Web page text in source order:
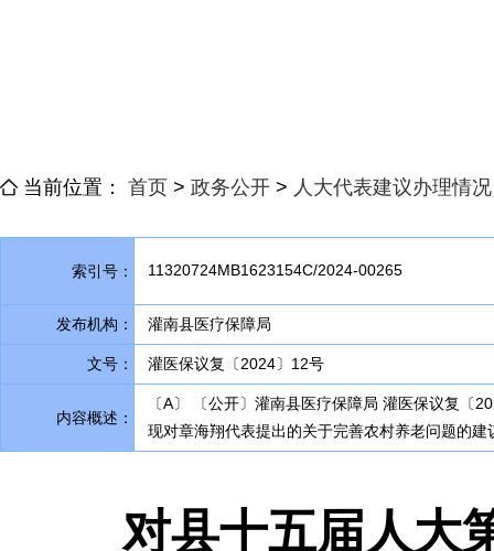
当前位置： 首页 > 政务公开 > 人大代表建议办理情况
索引号： 11320724MB1623154C/2024-00265
发布机构： 灌南县医疗保障局
文号： 灌医保议复〔2024〕12号
内容概述：
〔A〕 〔公开〕灌南县医疗保障局 灌医保议复〔
现对章海翔代表提出的关于完善农村养老问题的
对县十五届人大